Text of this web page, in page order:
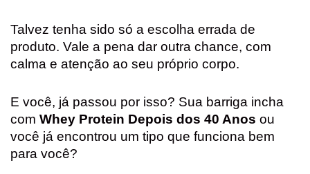
Talvez tenha sido só a escolha errada de
produto. Vale a pena dar outra chance, com
calma e atenção ao seu próprio corpo.
E você, já passou por isso? Sua barriga incha
com Whey Protein Depois dos 40 Anos ou
você já encontrou um tipo que funciona bem
para você?